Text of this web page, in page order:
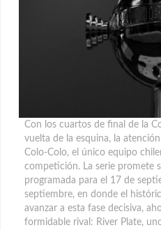
Con los cuartos de final de la
vuelta de la esquina, la
Colo-Colo, el único equipo
competición. La serie promete
programada para el 17 de
septiembre, en donde el
avanzar a esta fase decisiva,
formidable rival: River Plate,